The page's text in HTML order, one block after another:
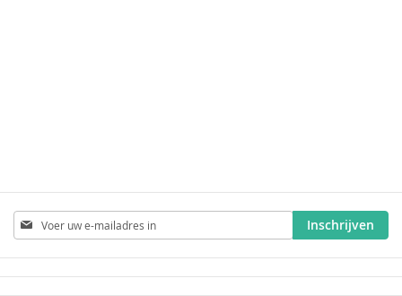
Abonneer
u
op
onze
Inschrijven